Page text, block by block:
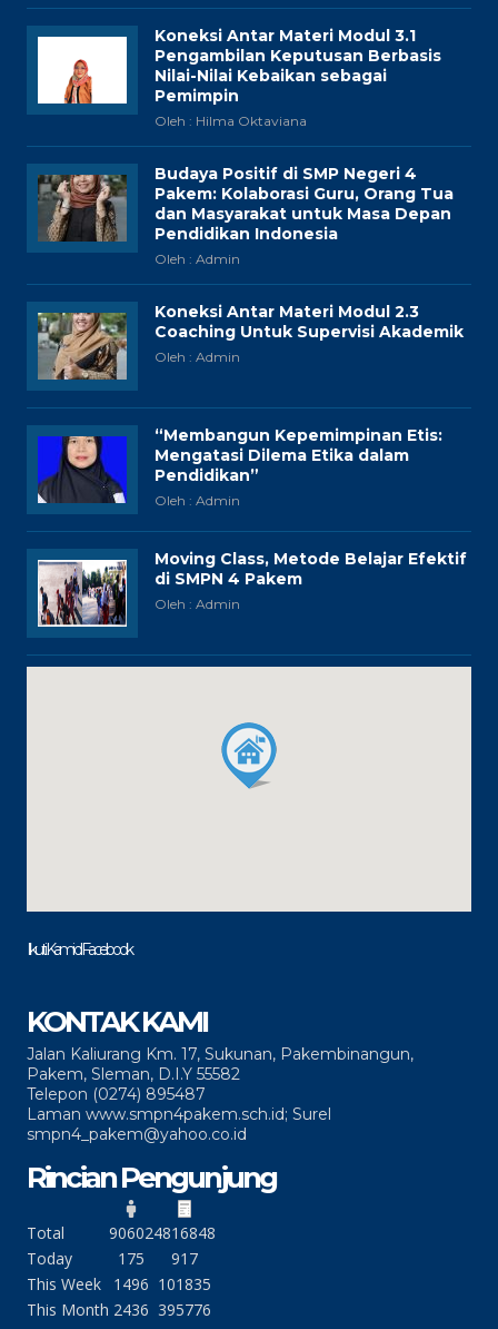
Koneksi Antar Materi Modul 3.1
Pengambilan Keputusan Berbasis
Nilai-Nilai Kebaikan sebagai
Pemimpin
Oleh : Hilma Oktaviana
Budaya Positif di SMP Negeri 4
Pakem: Kolaborasi Guru, Orang Tua
dan Masyarakat untuk Masa Depan
Pendidikan Indonesia
Oleh : Admin
Koneksi Antar Materi Modul 2.3
Coaching Untuk Supervisi Akademik
Oleh : Admin
“Membangun Kepemimpinan Etis:
Mengatasi Dilema Etika dalam
Pendidikan”
Oleh : Admin
Moving Class, Metode Belajar Efektif
di SMPN 4 Pakem
Oleh : Admin
Ikuti Kami di Facebook
KONTAK KAMI
Jalan Kaliurang Km. 17, Sukunan, Pakembinangun,
Pakem, Sleman, D.I.Y 55582
Telepon (0274) 895487
Laman www.smpn4pakem.sch.id; Surel
smpn4_pakem@yahoo.co.id
Rincian Pengunjung
Total 906024816848
Today
175
917
This Week
1496 101835
This Month 2436 395776